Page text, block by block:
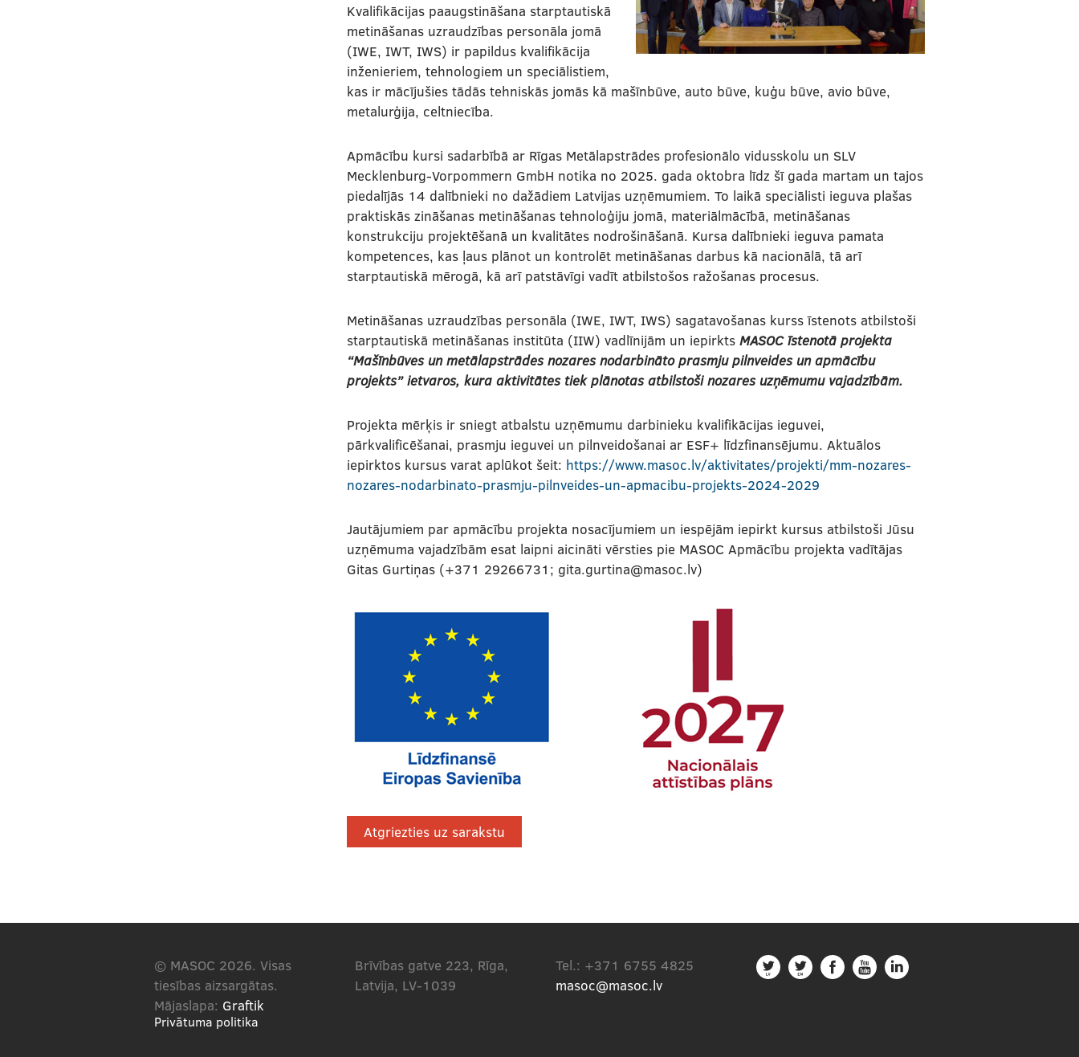
Kvalifikācijas paaugstināšana starptautiskā
metināšanas uzraudzības personāla jomā
(IWE, IWT, IWS) ir papildus kvalifikācija
inženieriem, tehnologiem un speciālistiem,
kas ir mācījušies tādās tehniskās jomās kā mašīnbūve, auto būve, kuģu būve, avio būve,
metalurģija, celtniecība.
Apmācību kursi sadarbībā ar Rīgas Metālapstrādes profesionālo vidusskolu un SLV
Mecklenburg-Vorpommern GmbH notika no 2025. gada oktobra līdz šī gada martam un tajos
piedalījās 14 dalībnieki no dažādiem Latvijas uzņēmumiem. To laikā speciālisti ieguva plašas
praktiskās zināšanas metināšanas tehnoloģiju jomā, materiālmācībā, metināšanas
konstrukciju projektēšanā un kvalitātes nodrošināšanā. Kursa dalībnieki ieguva pamata
kompetences, kas ļaus plānot un kontrolēt metināšanas darbus kā nacionālā, tā arī
starptautiskā mērogā, kā arī patstāvīgi vadīt atbilstošos ražošanas procesus.
Metināšanas uzraudzības personāla (IWE, IWT, IWS) sagatavošanas kurss īstenots atbilstoši
starptautiskā metināšanas institūta (IIW) vadlīnijām un iepirkts MASOC īstenotā projekta
“Mašīnbūves un metālapstrādes nozares nodarbināto prasmju pilnveides un apmācību
projekts” ietvaros, kura aktivitātes tiek plānotas atbilstoši nozares uzņēmumu vajadzībām.
Projekta mērķis ir sniegt atbalstu uzņēmumu darbinieku kvalifikācijas ieguvei,
pārkvalificēšanai, prasmju ieguvei un pilnveidošanai ar ESF+ līdzfinansējumu. Aktuālos
iepirktos kursus varat aplūkot šeit: https://www.masoc.lv/aktivitates/projekti/mm-nozares-
nozares-nodarbinato-prasmju-pilnveides-un-apmacibu-projekts-2024-2029
Jautājumiem par apmācību projekta nosacījumiem un iespējām iepirkt kursus atbilstoši Jūsu
uzņēmuma vajadzībām esat laipni aicināti vērsties pie MASOC Apmācību projekta vadītājas
Gitas Gurtiņas (+371 29266731; gita.gurtina@masoc.lv)
Atgriezties uz sarakstu
© MASOC 2026. Visas
tiesības aizsargātas.
Mājaslapa: Graftik
Brīvības gatve 223, Rīga,
Latvija, LV-1039
Tel.: +371 6755 4825
masoc@masoc.lv
Privātuma politika